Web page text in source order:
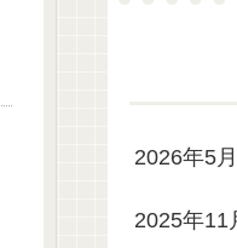
2026年5月
2025年11